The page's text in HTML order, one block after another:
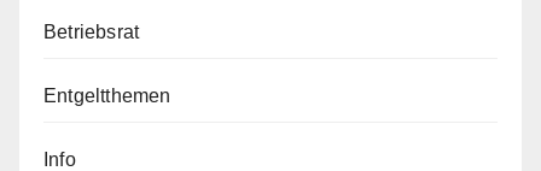
Betriebsrat
Entgeltthemen
Info